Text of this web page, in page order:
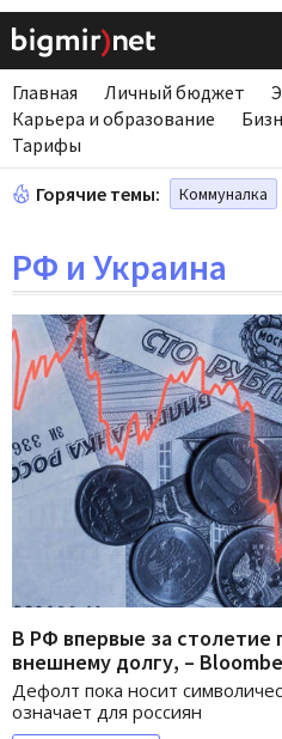
Главная Личный бюджет
Карьера и образование
Тарифы
Горячие темы: Коммуналка
РФ и Украина
В РФ впервые за
внешнему долгу, –
Дефолт пока носит
означает для россиян